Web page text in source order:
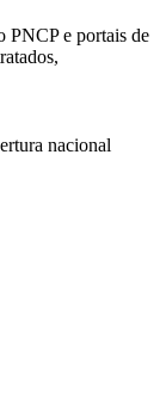
PNCP e portais de
nacional